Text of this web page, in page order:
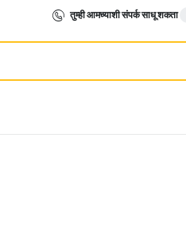
तुम्ही आमच्याशी संपर्क साधू शकता